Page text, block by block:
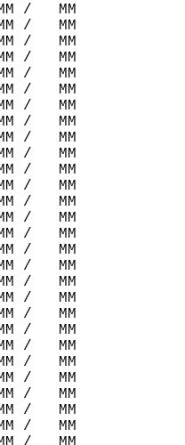
/   MM
/   MM
/   MM
/   MM
/   MM
/   MM
/   MM
/   MM
/   MM
/   MM
/   MM
/   MM
/   MM
/   MM
/   MM
/   MM
/   MM
/   MM
/   MM
/   MM
/   MM
/   MM
/   MM
/   MM
/   MM
/   MM
/   MM